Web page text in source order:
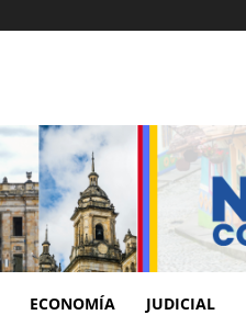
ECONOMÍA JUDICIAL